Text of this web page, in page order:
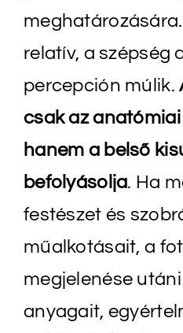
relatív, a szépség
percepción múlik.
csak az
hanem a belső
befolyásolja. Ha
festészet és
műalkotásait, a
megjelenése
anyagait,